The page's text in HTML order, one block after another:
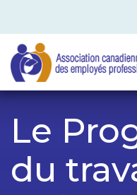
CAPE
Le
du